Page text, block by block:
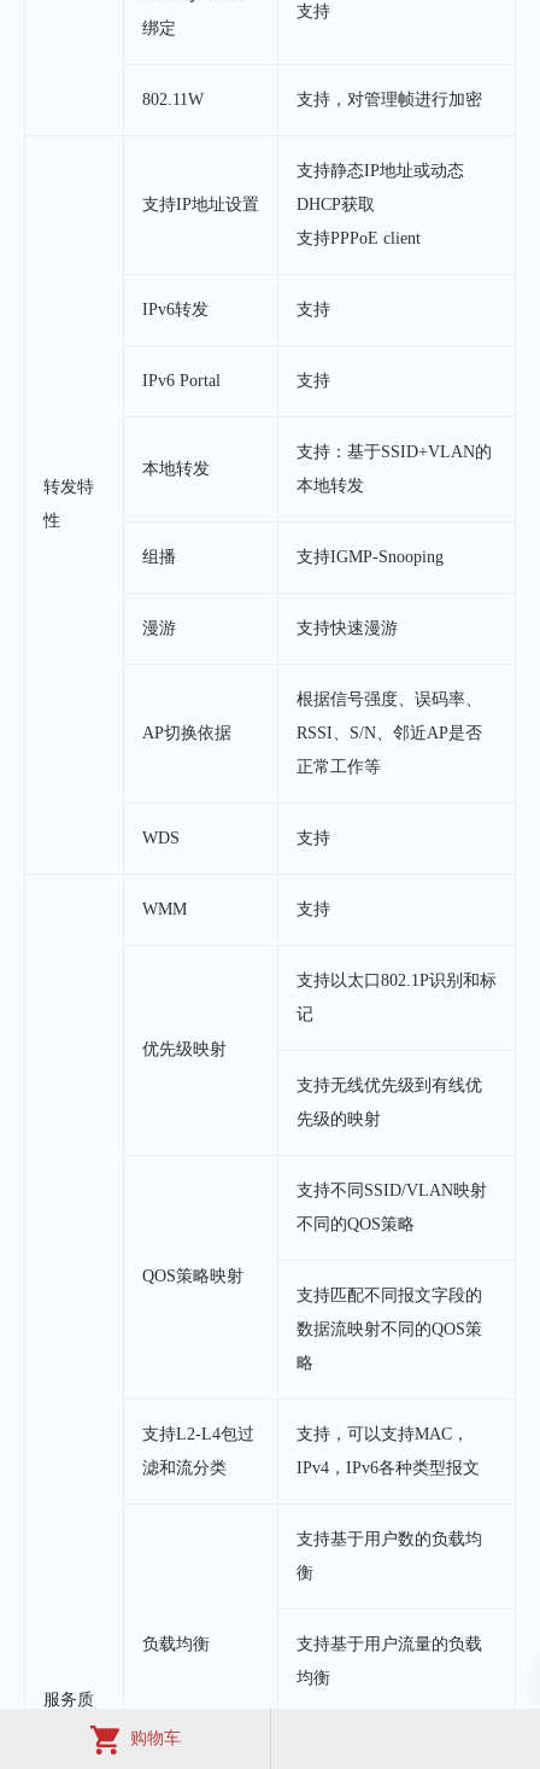
绑定
支持
802.11W 支持，对管理帧进行加密
转发特
性
支持IP地址设置
支持静态IP地址或动态
DHCP获取
支持PPPoE client
IPv6转发 支持
IPv6 Portal 支持
本地转发
支持：基于SSID+VLAN的
本地转发
组播 支持IGMP-Snooping
漫游 支持快速漫游
AP切换依据
根据信号强度、误码率、
RSSI、S/N、邻近AP是否
正常工作等
WDS 支持
服务质
WMM 支持
优先级映射
支持以太口802.1P识别和标
记
支持无线优先级到有线优
先级的映射
QOS策略映射
支持不同SSID/VLAN映射
不同的QOS策略
支持匹配不同报文字段的
数据流映射不同的QOS策
略
支持L2-L4包过
滤和流分类
支持，可以支持MAC，
IPv4，IPv6各种类型报文
负载均衡
支持基于用户数的负载均
衡
支持基于用户流量的负载
均衡
购物车